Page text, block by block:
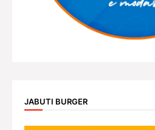
JABUTI BURGER